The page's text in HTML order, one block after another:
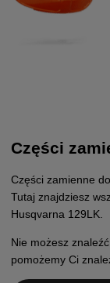
Części
Części zamienne
Tutaj znajdziesz
Husqvarna 129LK.
Nie możesz
pomożemy Ci